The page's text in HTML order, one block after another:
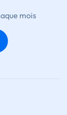
mois